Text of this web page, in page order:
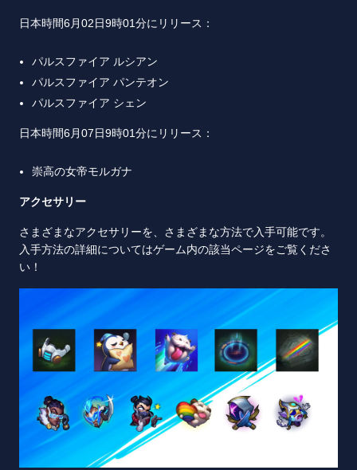
日本時間6月02日9時01分にリリース：
パルスファイア ルシアン
パルスファイア パンテオン
パルスファイア シェン
日本時間6月07日9時01分にリリース：
崇高の女帝モルガナ
アクセサリー
さまざまなアクセサリーを、さまざまな方法で入手可能です。
入手方法の詳細についてはゲーム内の該当ページをご覧くださ
い！